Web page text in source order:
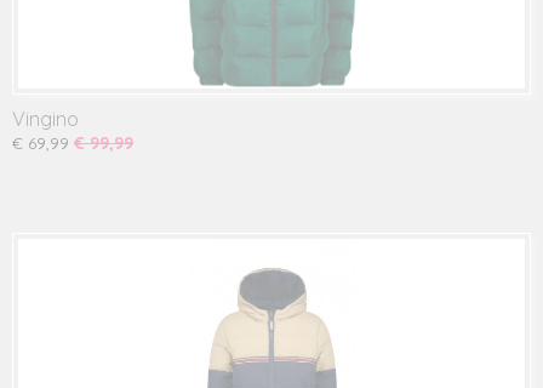
Vingino
€ 69,99 € 99,99